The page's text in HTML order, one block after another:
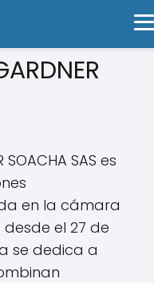
SOACHA SAS es
en la cámara
el 27 de
se dedica a